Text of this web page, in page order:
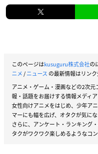
このページはkusuguru株式会社の
ニメ/ニュース の最新情報はリンク
アニメ・ゲーム・漫画などの2次
報・話題をお届けする情報メディア
女性向けアニメをはじめ、少年ア
マーにも幅を広げ、オタクが気に
さらに、アンケート・ランキング
タクがワクワク楽しめるようなコ